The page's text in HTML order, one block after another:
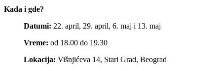
Kada i gde?
Datumi: 22. april, 29. april, 6. maj i 13. maj
Vreme: od 18.00 do 19.30
Lokacija: Višnjićeva 14, Stari Grad, Beograd